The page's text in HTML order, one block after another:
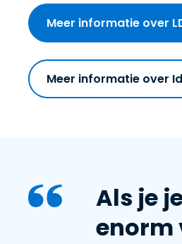
Meer informatie over
Meer informatie over
Als je
enorm